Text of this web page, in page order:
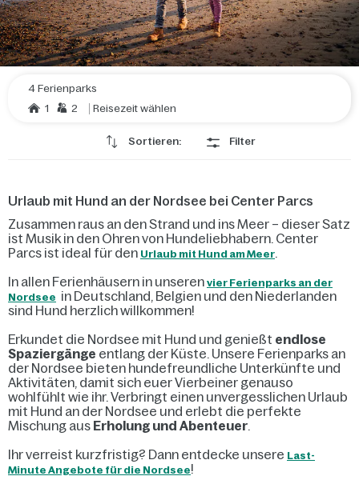
4 Ferienparks
1
2 Reisezeit wählen
Sortieren: Filter
Urlaub mit Hund an der Nordsee bei Center Parcs
Zusammen raus an den Strand und ins Meer – dieser Satz
ist Musik in den Ohren von Hundeliebhabern. Center
Parcs ist ideal für den Urlaub mit Hund am Meer.
In allen Ferienhäusern in unseren vier Ferienparks an der
Nordsee in Deutschland, Belgien und den Niederlanden
sind Hund herzlich willkommen!
Erkundet die Nordsee mit Hund und genießt endlose
Spaziergänge entlang der Küste. Unsere Ferienparks an
der Nordsee bieten hundefreundliche Unterkünfte und
Aktivitäten, damit sich euer Vierbeiner genauso
wohlfühlt wie ihr. Verbringt einen unvergesslichen Urlaub
mit Hund an der Nordsee und erlebt die perfekte
Mischung aus Erholung und Abenteuer.
Ihr verreist kurzfristig? Dann entdecke unsere Last-
Minute Angebote für die Nordsee!